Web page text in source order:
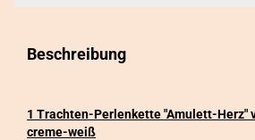
Beschreibung
1 Trachten-Perlenkette "Amulett-Herz"
creme-weiß